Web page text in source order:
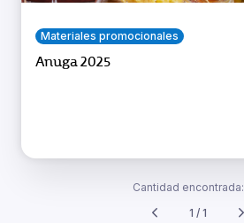
Materiales promocionales
Anuga 2025
Cantidad encontrada:
1 / 1